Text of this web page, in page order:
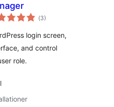
(Totalt
antal
3)
login screen,
and control
role.